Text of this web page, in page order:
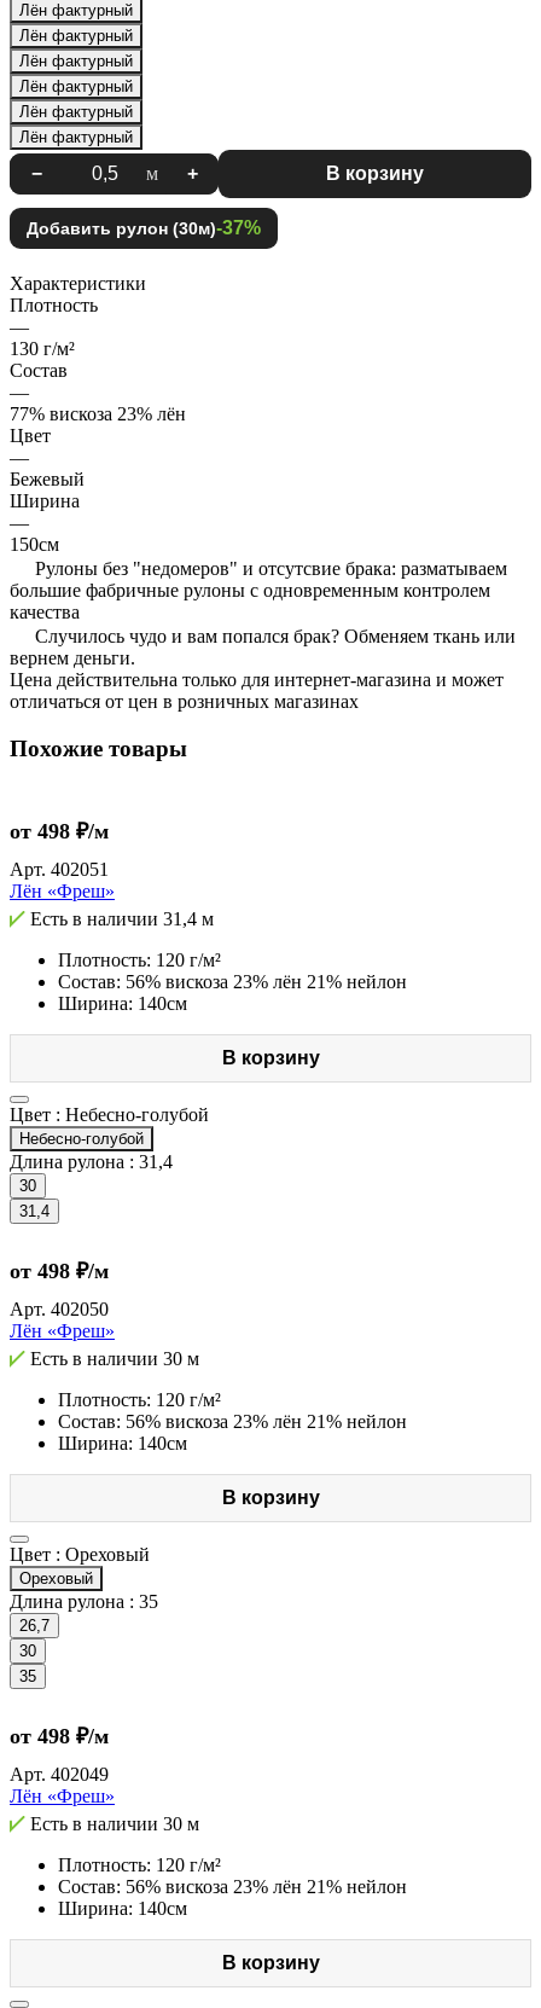
Лён фактурный
Лён фактурный
Лён фактурный
Лён фактурный
Лён фактурный
Лён фактурный
− м + В корзину
Добавить рулон (30м)-37%
Характеристики
Плотность
—
130 г/м²
Состав
—
77% вискоза 23% лён
Цвет
—
Бежевый
Ширина
—
150см
Рулоны без "недомеров" и отсутсвие брака: разматываем
большие фабричные рулоны с одновременным контролем
качества
Случилось чудо и вам попался брак? Обменяем ткань или
вернем деньги.
Цена действительна только для интернет-магазина и может
отличаться от цен в розничных магазинах
Похожие товары
от 498 ₽/м
Арт. 402051
Лён «Фреш»
Есть в наличии 31,4 м
Плотность: 120 г/м²
Состав: 56% вискоза 23% лён 21% нейлон
Ширина: 140см
В корзину
Цвет : Небесно-голубой
Небесно-голубой
Длина рулона : 31,4
30
31,4
от 498 ₽/м
Арт. 402050
Лён «Фреш»
Есть в наличии 30 м
Плотность: 120 г/м²
Состав: 56% вискоза 23% лён 21% нейлон
Ширина: 140см
В корзину
Цвет : Ореховый
Ореховый
Длина рулона : 35
26,7
30
35
от 498 ₽/м
Арт. 402049
Лён «Фреш»
Есть в наличии 30 м
Плотность: 120 г/м²
Состав: 56% вискоза 23% лён 21% нейлон
Ширина: 140см
В корзину